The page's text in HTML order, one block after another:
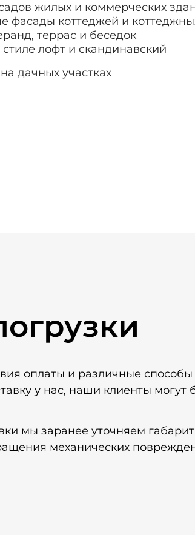
жилых и коммерческих
фасады коттеджей и
террас и беседок
лофт и скандинавский
дачных участках
оплаты и различные
у нас, наши клиенты
мы заранее уточняем
механических